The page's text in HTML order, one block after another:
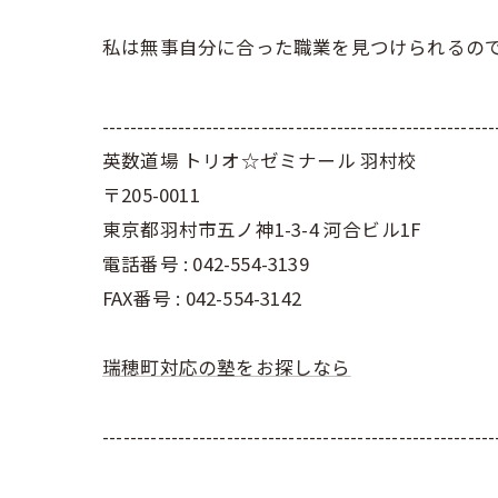
私は無事自分に合った職業を見つけられるの
英数道場 トリオ☆ゼミナール 羽村校
〒205-0011
東京都羽村市五ノ神1-3-4 河合ビル1F
電話番号 : 042-554-3139
FAX番号 : 042-554-3142
瑞穂町対応の塾をお探しなら